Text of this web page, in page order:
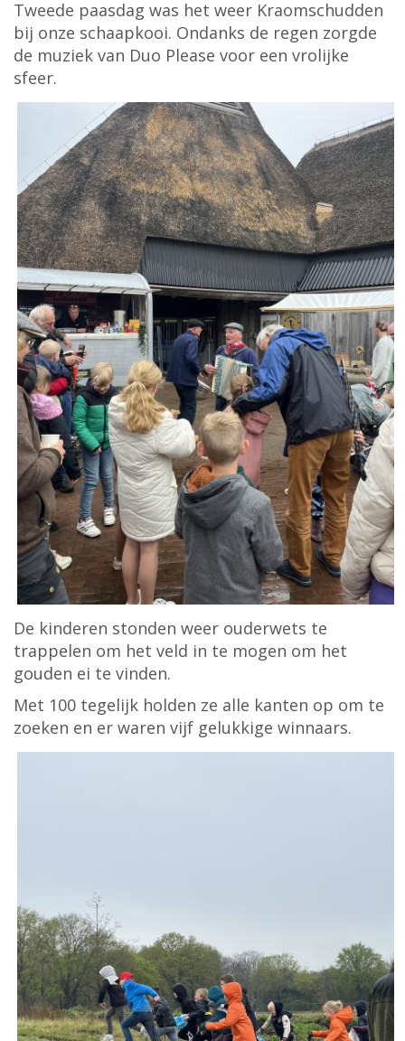
Tweede paasdag was het weer Kraomschudden
bij onze schaapkooi. Ondanks de regen zorgde
de muziek van Duo Please voor een vrolijke
sfeer.
De kinderen stonden weer ouderwets te
trappelen om het veld in te mogen om het
gouden ei te vinden.
Met 100 tegelijk holden ze alle kanten op om te
zoeken en er waren vijf gelukkige winnaars.